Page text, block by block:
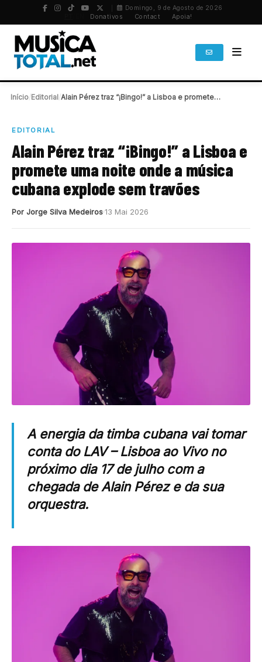
Domingo, 9 de Agosto de 2026
Donativos Contact Apoia!
Início Editorial Alain Pérez traz “¡Bingo!” a Lisboa e promete…
EDITORIAL
Alain Pérez traz “¡Bingo!” a Lisboa e
promete uma noite onde a música
cubana explode sem travões
Por Jorge Silva Medeiros13 Mai 2026
A energia da timba cubana vai tomar
conta do LAV – Lisboa ao Vivono
próximo dia 17 de julho com a
chegada deAlain Péreze da sua
orquestra.